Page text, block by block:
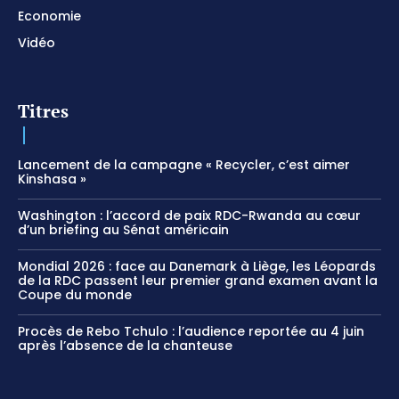
Economie
Vidéo
Titres
Lancement de la campagne « Recycler, c’est aimer
Kinshasa »
Washington : l’accord de paix RDC-Rwanda au cœur
d’un briefing au Sénat américain
Mondial 2026 : face au Danemark à Liège, les Léopards
de la RDC passent leur premier grand examen avant la
Coupe du monde
Procès de Rebo Tchulo : l’audience reportée au 4 juin
après l’absence de la chanteuse